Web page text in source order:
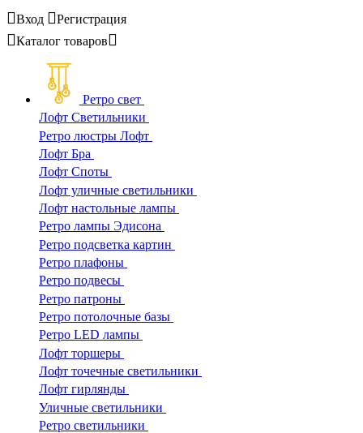
Вход
Регистрация
Каталог товаров
Ретро свет
Лофт Светильники
Ретро люстры Лофт
Лофт Бра
Лофт Споты
Лофт уличные светильники
Лофт настольные лампы
Ретро лампы Эдисона
Ретро подсветка картин
Ретро плафоны
Ретро подвесы
Ретро патроны
Ретро потолочные базы
Ретро LED лампы
Лофт торшеры
Лофт точечные светильники
Лофт гирлянды
Уличные светильники
Ретро светильники